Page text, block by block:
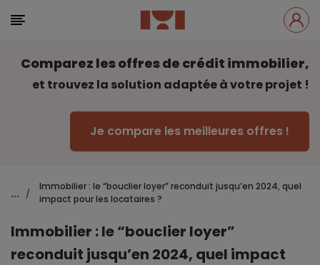
Comparez les offres de crédit immobilier,
et trouvez la solution adaptée à votre projet !
Je compare les meilleures offres !
... /
Immobilier : le “bouclier loyer” reconduit jusqu’en 2024, quel
impact pour les locataires ?
Immobilier : le “bouclier loyer”
reconduit jusqu’en 2024, quel impact